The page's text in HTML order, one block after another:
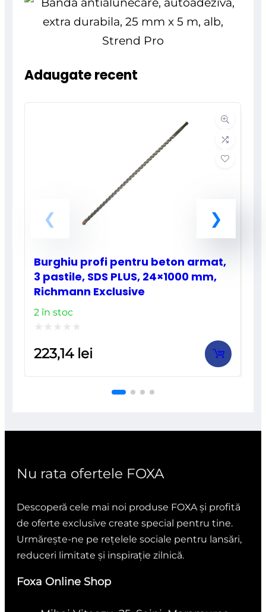
Adaugate recent
Burghiu profi pentru beton armat,
3 pastile, SDS PLUS, 24×1000 mm,
Richmann Exclusive
2 în stoc
la
223,14 lei
Nu rata ofertele FOXA
Descoperă cele mai noi produse FOXA și profită
de oferte exclusive create special pentru tine.
Urmărește-ne pe rețelele sociale pentru lansări,
reduceri limitate și inspirație zilnică.
Foxa Online Shop